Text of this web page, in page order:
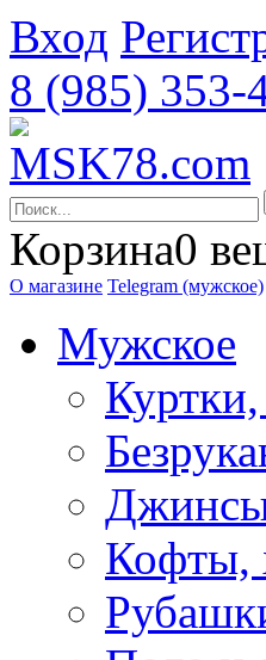
Вход
8 (985) 353-
Корзина0
О магазине Telegram (мужское)
Мужское
Кофты,